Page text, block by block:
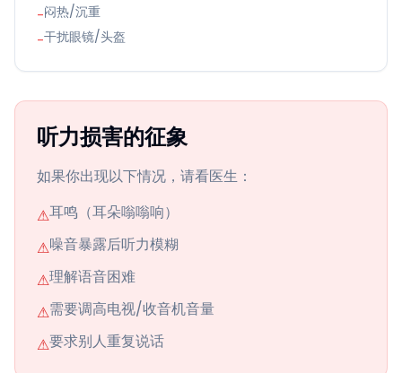
-闷热/沉重
-干扰眼镜/头盔
听力损害的征象
如果你出现以下情况，请看医生：
⚠耳鸣（耳朵嗡嗡响）
⚠噪音暴露后听力模糊
⚠理解语音困难
⚠需要调高电视/收音机音量
⚠要求别人重复说话